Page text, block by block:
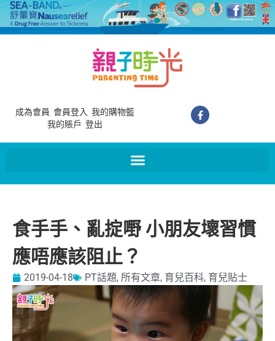
成為會員 會員登入 我的購物籃
我的賬戶 登出
食手手、亂掟嘢 小朋友壞習慣
應唔應該阻止？
2019-04-18 PT話題, 所有文章, 育兒百科, 育兒貼士